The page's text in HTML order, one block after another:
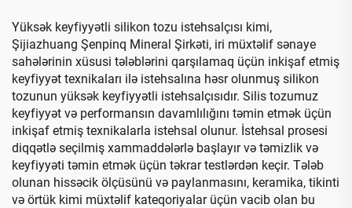
Yüksək keyfiyyətli silikon tozu istehsalçısı kimi,
Şijiazhuang Şenpinq Mineral Şirkəti, iri müxtəlif sənaye
sahələrinin xüsusi tələblərini qarşılamaq üçün inkişaf etmiş
keyfiyyət texnikaları ilə istehsalına həsr olunmuş silikon
tozunun yüksək keyfiyyətli istehsalçısıdır. Silis tozumuz
keyfiyyət və performansın davamlılığını təmin etmək üçün
inkişaf etmiş texnikalarla istehsal olunur. İstehsal prosesi
diqqətlə seçilmiş xammaddələrlə başlayır və təmizlik və
keyfiyyəti təmin etmək üçün təkrar testlərdən keçir. Tələb
olunan hissəcik ölçüsünü və paylanmasını, keramika, tikinti
və örtük kimi müxtəlif kateqoriyalar üçün vacib olan bu